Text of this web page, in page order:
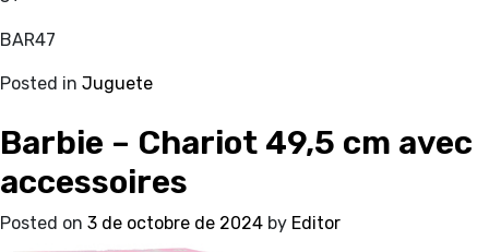
BAR47
Posted in Juguete
Barbie – Chariot 49,5 cm avec
accessoires
Posted on 3 de octobre de 2024 by Editor